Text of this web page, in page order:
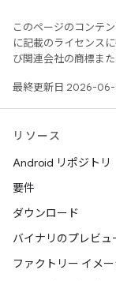
このページのコンテ
に記載のライセンス
び関連会社の商標また
最終更新日 2026-06-
リソース
Android リポジトリ
要件
ダウンロード
バイナリのプレビュ
ファクトリー イメ